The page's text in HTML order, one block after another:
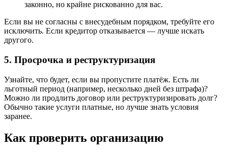
законно, но крайне рискованно для вас.
Если вы не согласны с внесудебным порядком, требуйте его
исключить. Если кредитор отказывается — лучше искать
другого.
5. Просрочка и реструктуризация
Узнайте, что будет, если вы пропустите платёж. Есть ли
льготный период (например, несколько дней без штрафа)?
Можно ли продлить договор или реструктуризировать долг?
Обычно такие услуги платные, но лучше знать условия
заранее.
Как проверить организацию